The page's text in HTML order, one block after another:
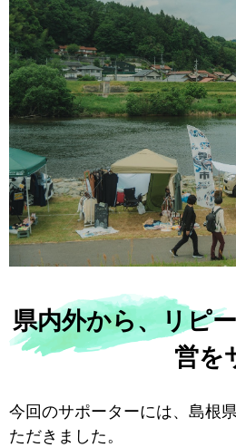
県内外から、リピ
営を
今回のサポーターには、島根
ただきました。